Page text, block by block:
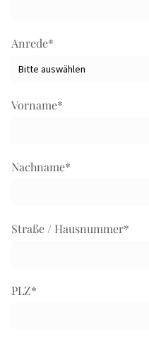
Anrede*
Vorname*
Nachname*
Straße / Hausnummer*
PLZ*